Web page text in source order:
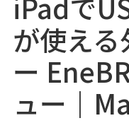
が使える
ー
ュー｜